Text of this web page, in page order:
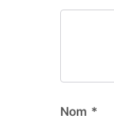
Nom *